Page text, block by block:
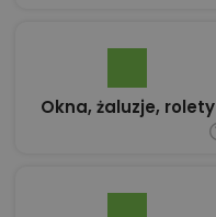
Okna, żaluzje, rolety